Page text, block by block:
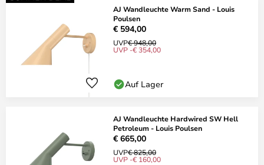
AJ Wandleuchte Warm Sand - Louis
Poulsen
€ 594,00
UVP€ 948,00
UVP -€ 354,00
Auf Lager
AJ Wandleuchte Hardwired SW Hell
Petroleum - Louis Poulsen
€ 665,00
UVP€ 825,00
UVP -€ 160,00